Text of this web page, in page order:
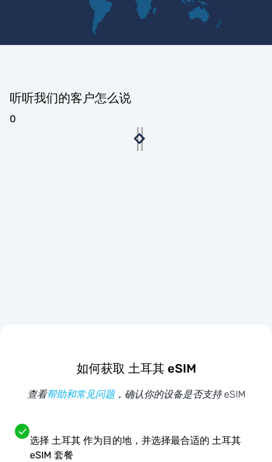
听听我们的客户怎么说
0
如何获取 土耳其 eSIM
查看帮助和常见问题，确认你的设备是否支持 eSIM
选择 土耳其 作为目的地，并选择最合适的 土耳其
eSIM 套餐